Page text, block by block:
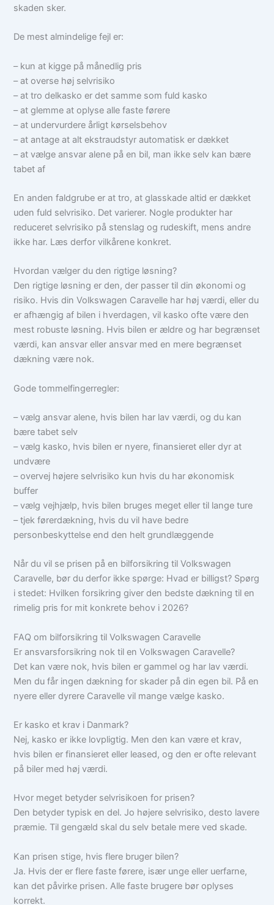
skaden sker.
De mest almindelige fejl er:
– kun at kigge på månedlig pris
– at overse høj selvrisiko
– at tro delkasko er det samme som fuld kasko
– at glemme at oplyse alle faste førere
– at undervurdere årligt kørselsbehov
– at antage at alt ekstraudstyr automatisk er dækket
– at vælge ansvar alene på en bil, man ikke selv kan bære
tabet af
En anden faldgrube er at tro, at glasskade altid er dækket
uden fuld selvrisiko. Det varierer. Nogle produkter har
reduceret selvrisiko på stenslag og rudeskift, mens andre
ikke har. Læs derfor vilkårene konkret.
Hvordan vælger du den rigtige løsning?
Den rigtige løsning er den, der passer til din økonomi og
risiko. Hvis din Volkswagen Caravelle har høj værdi, eller du
er afhængig af bilen i hverdagen, vil kasko ofte være den
mest robuste løsning. Hvis bilen er ældre og har begrænset
værdi, kan ansvar eller ansvar med en mere begrænset
dækning være nok.
Gode tommelfingerregler:
– vælg ansvar alene, hvis bilen har lav værdi, og du kan
bære tabet selv
– vælg kasko, hvis bilen er nyere, finansieret eller dyr at
undvære
– overvej højere selvrisiko kun hvis du har økonomisk
buffer
– vælg vejhjælp, hvis bilen bruges meget eller til lange ture
– tjek førerdækning, hvis du vil have bedre
personbeskyttelse end den helt grundlæggende
Når du vil se prisen på en bilforsikring til Volkswagen
Caravelle, bør du derfor ikke spørge: Hvad er billigst? Spørg
i stedet: Hvilken forsikring giver den bedste dækning til en
rimelig pris for mit konkrete behov i 2026?
FAQ om bilforsikring til Volkswagen Caravelle
Er ansvarsforsikring nok til en Volkswagen Caravelle?
Det kan være nok, hvis bilen er gammel og har lav værdi.
Men du får ingen dækning for skader på din egen bil. På en
nyere eller dyrere Caravelle vil mange vælge kasko.
Er kasko et krav i Danmark?
Nej, kasko er ikke lovpligtig. Men den kan være et krav,
hvis bilen er finansieret eller leased, og den er ofte relevant
på biler med høj værdi.
Hvor meget betyder selvrisikoen for prisen?
Den betyder typisk en del. Jo højere selvrisiko, desto lavere
præmie. Til gengæld skal du selv betale mere ved skade.
Kan prisen stige, hvis flere bruger bilen?
Ja. Hvis der er flere faste førere, især unge eller uerfarne,
kan det påvirke prisen. Alle faste brugere bør oplyses
korrekt.